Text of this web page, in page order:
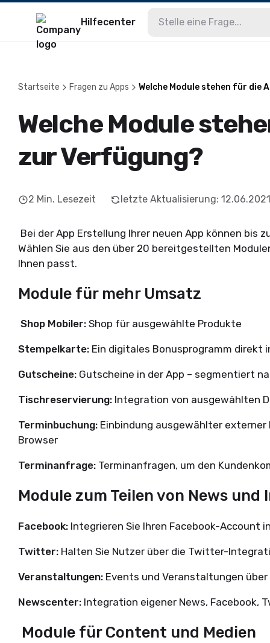
Hilfecenter
Startseite Fragen zu Apps Welche Module stehen für die
Welche Module
zur Verfügung?
2 Min. Lesezeit letzte Aktualisierung: 12.06.2021
Bei der App Erstellung Ihrer neuen App können bis
Wählen Sie aus den über 20 bereitgestellten
Ihnen passt.
Module für mehr Umsatz
Shop Mobiler: Shop für ausgewählte Produkte
Stempelkarte: Ein digitales Bonusprogramm direkt
Gutscheine: Gutscheine in der App – segmentiert
Tischreservierung: Integration von ausgewählten
Terminbuchung: Einbindung ausgewählter
Browser
Terminanfrage: Terminanfragen, um den
Module zum Teilen von News und
Facebook: Integrieren Sie Ihren Facebook-Account
Twitter: Halten Sie Nutzer über die Twitter-
Veranstaltungen: Events und Veranstaltungen über
Newscenter: Integration eigener News, Facebook,
Module für Content und Medien